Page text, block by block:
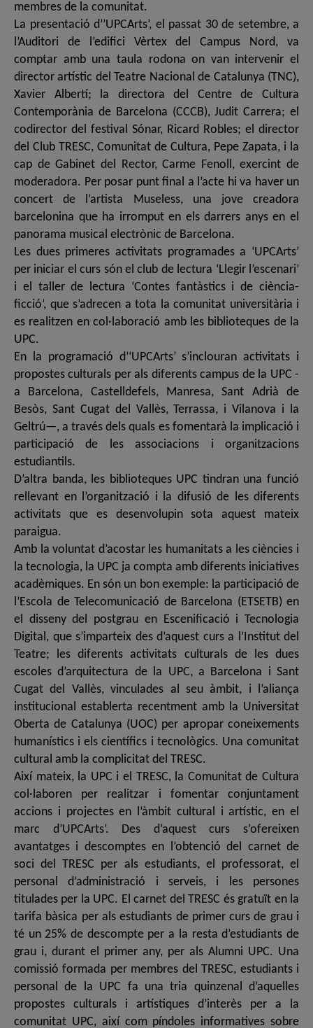
membres de la comunitat.
La presentació d’’UPCArts’, el passat 30 de setembre, a
l’Auditori de l’edifici Vèrtex del Campus Nord, va
comptar amb una taula rodona on van intervenir el
director artístic del Teatre Nacional de Catalunya (TNC),
Xavier Albertí; la directora del Centre de Cultura
Contemporània de Barcelona (CCCB), Judit Carrera; el
codirector del festival Sónar, Ricard Robles; el director
del Club TRESC, Comunitat de Cultura, Pepe Zapata, i la
cap de Gabinet del Rector, Carme Fenoll, exercint de
moderadora. Per posar punt final a l’acte hi va haver un
concert de l’artista Museless, una jove creadora
barcelonina que ha irromput en els darrers anys en el
panorama musical electrònic de Barcelona.
Les dues primeres activitats programades a ‘UPCArts’
per iniciar el curs són el club de lectura ‘Llegir l’escenari’
i el taller de lectura ‘Contes fantàstics i de ciència-
ficció’, que s’adrecen a tota la comunitat universitària i
es realitzen en col·laboració amb les biblioteques de la
UPC.
En la programació d’‘UPCArts’ s’inclouran activitats i
propostes culturals per als diferents campus de la UPC -
a Barcelona, Castelldefels, Manresa, Sant Adrià de
Besòs, Sant Cugat del Vallès, Terrassa, i Vilanova i la
Geltrú—, a través dels quals es fomentarà la implicació i
participació de les associacions i organitzacions
estudiantils.
D’altra banda, les biblioteques UPC tindran una funció
rellevant en l’organització i la difusió de les diferents
activitats que es desenvolupin sota aquest mateix
paraigua.
Amb la voluntat d’acostar les humanitats a les ciències i
la tecnologia, la UPC ja compta amb diferents iniciatives
acadèmiques. En són un bon exemple: la participació de
l’Escola de Telecomunicació de Barcelona (ETSETB) en
el disseny del postgrau en Escenificació i Tecnologia
Digital, que s’imparteix des d’aquest curs a l’Institut del
Teatre; les diferents activitats culturals de les dues
escoles d’arquitectura de la UPC, a Barcelona i Sant
Cugat del Vallès, vinculades al seu àmbit, i l’aliança
institucional establerta recentment amb la Universitat
Oberta de Catalunya (UOC) per apropar coneixements
humanístics i els científics i tecnològics. Una comunitat
cultural amb la complicitat del TRESC.
Així mateix, la UPC i el TRESC, la Comunitat de Cultura
col·laboren per realitzar i fomentar conjuntament
accions i projectes en l’àmbit cultural i artístic, en el
marc d’UPCArts’. Des d’aquest curs s’ofereixen
avantatges i descomptes en l’obtenció del carnet de
soci del TRESC per als estudiants, el professorat, el
personal d’administració i serveis, i les persones
titulades per la UPC. El carnet del TRESC és gratuït en la
tarifa bàsica per als estudiants de primer curs de grau i
té un 25% de descompte per a la resta d’estudiants de
grau i, durant el primer any, per als Alumni UPC. Una
comissió formada per membres del TRESC, estudiants i
personal de la UPC fa una tria quinzenal d’aquelles
propostes culturals i artístiques d’interès per a la
comunitat UPC, així com píndoles informatives sobre